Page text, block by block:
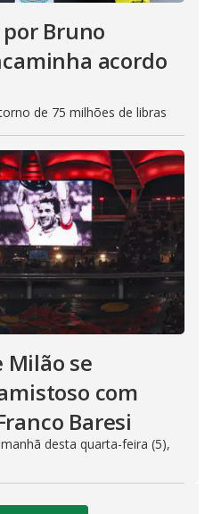
Bruno
acordo
de 75 milhões de libras
Milão se
com
Baresi
desta quarta-feira (5),